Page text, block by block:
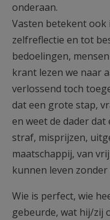
onderaan.
Vasten betekent ook
zelfreflectie en tot
bedoelingen,
krant lezen we naar
verlossend toch
dat een grote stap,
en weet de dader
straf, misprijzen,
maatschappij, van
kunnen leven zonder
Wie is perfect, wie
gebeurde, wat hij/zij